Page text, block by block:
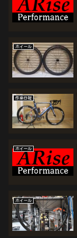
ホイール
作業日報
ホイール
ホイール